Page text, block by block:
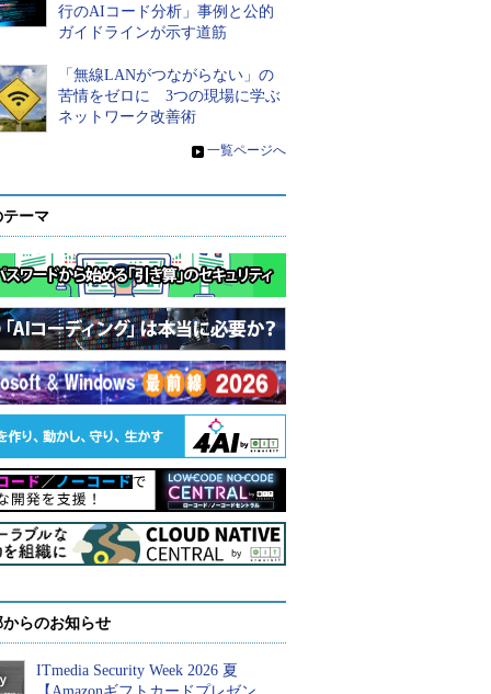
行のAIコード分析」事例と公的
ガイドラインが示す道筋
「無線LANがつながらない」の
苦情をゼロに 3つの現場に学ぶ
ネットワーク改善術
» 一覧ページへ
ーマ
らのお知らせ
ITmedia Security Week 2026 夏